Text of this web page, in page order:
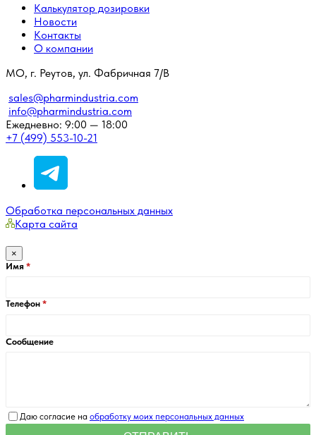
Калькулятор дозировки
Новости
Контакты
О компании
МО, г. Реутов, ул. Фабричная 7/В
sales@pharmindustria.com
info@pharmindustria.com
Ежедневно: 9:00 — 18:00
+7 (499) 553-10-21
Обработка персональных данных
Карта сайта
×
Имя
Телефон
Сообщение
Даю согласие на обработку моих персональных данных